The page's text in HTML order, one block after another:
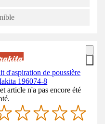
d'aspiration de poussière
196074-8
article n'a pas encore été